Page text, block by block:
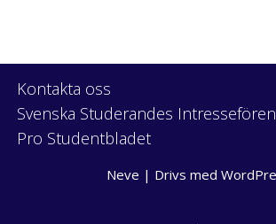
Kontakta oss
Svenska Studerandes
Pro Studentbladet
Neve | Drivs med